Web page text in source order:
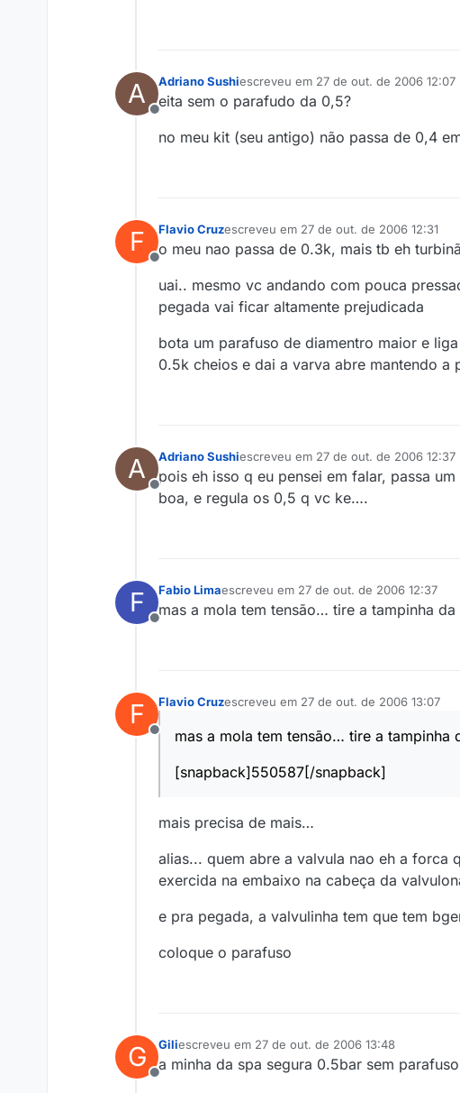
A
Offline
Adriano Sushiescreveu em 27 de out. de 2006 12:07
última edição por
eita sem o parafudo da 0,5?
no meu kit (seu antigo) não passa de 0,4
F
Offline
Flavio Cruzescreveu em 27 de out. de 2006 12:31
última edição por
o meu nao passa de 0.3k, mais tb eh
uai.. mesmo vc andando com pouca
pegada vai ficar altamente prejudicada
bota um parafuso de diamentro maior e
0.5k cheios e dai a varva abre mantendo a
A
Offline
Adriano Sushiescreveu em 27 de out. de 2006 12:37
última edição por
pois eh isso q eu pensei em falar, passa
boa, e regula os 0,5 q vc ke….
F
Offline
Fabio Limaescreveu em 27 de out. de 2006 12:37
última edição por
mas a mola tem tensão… tire a tampinha
F
Offline
Flavio Cruzescreveu em 27 de out. de 2006 13:07
última edição por
mas a mola tem tensão… tire a tampinha
[snapback]550587[/snapback]
mais precisa de mais…
alias... quem abre a valvula nao eh a forca
exercida na embaixo na cabeça da
e pra pegada, a valvulinha tem que tem
coloque o parafuso
G
Offline
Giliescreveu em 27 de out. de 2006 13:48
última edição por
a minha da spa segura 0.5bar sem